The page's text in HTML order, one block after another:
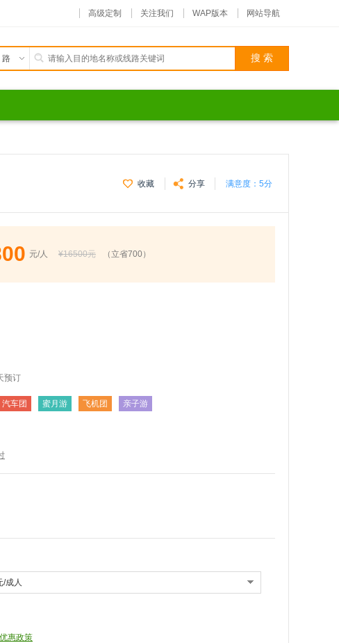
高级定制 关注我们 WAP版本 网站导航
收藏 分享 满意度： 5分
元/人 ¥16500元 （立省700）
预订
汽车团 蜜月游 飞机团 亲子游
/成人
优惠政策